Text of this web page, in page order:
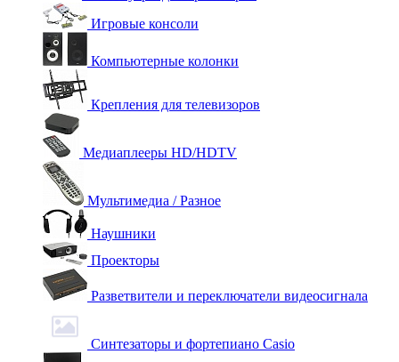
Игровые консоли
Компьютерные колонки
Крепления для телевизоров
Медиаплееры HD/HDTV
Мультимедиа / Разное
Наушники
Проекторы
Разветвители и переключатели видеосигнала
Синтезаторы и фортепиано Casio